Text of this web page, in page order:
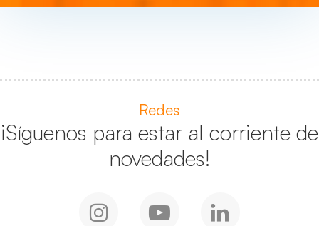
Redes
¡Síguenos para estar al corriente de
novedades!
InstagramYoutube